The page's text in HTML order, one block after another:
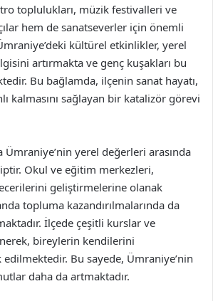
toplulukları, müzik festivalleri ve
hem de sanatseverler için önemli
kültürel etkinlikler, yerel
artırmakta ve genç kuşakları bu
Bu bağlamda, ilçenin sanat hayatı,
kalmasını sağlayan bir katalizör görevi
Ümraniye’nin yerel değerleri arasında
Okul ve eğitim merkezleri,
geliştirmelerine olanak
topluma kazandırılmalarında da
İlçede çeşitli kurslar ve
bireylerin kendilerini
Bu sayede, Ümraniye’nin
daha da artmaktadır.